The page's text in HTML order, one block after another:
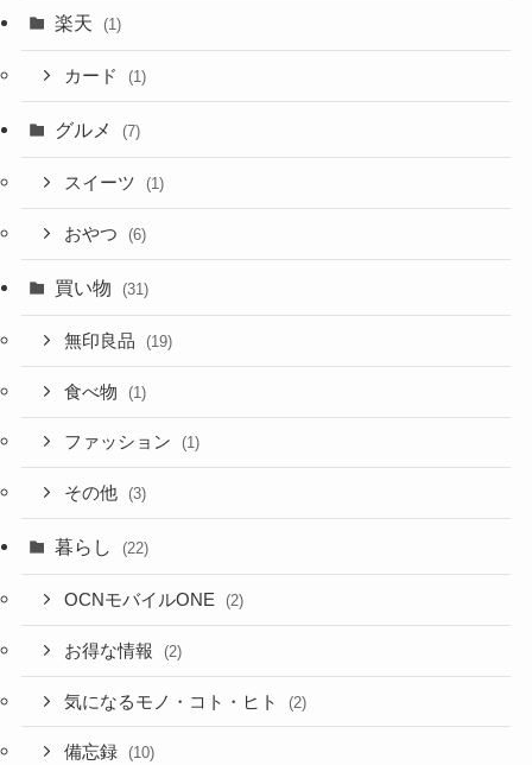
楽天 (1)
カード (1)
グルメ (7)
スイーツ (1)
おやつ (6)
買い物 (31)
無印良品 (19)
食べ物 (1)
ファッション (1)
その他 (3)
暮らし (22)
OCNモバイルONE (2)
お得な情報 (2)
気になるモノ・コト・ヒト (2)
備忘録 (10)